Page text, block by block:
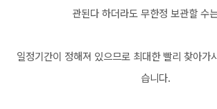
관된다 하더라도 무한정 보관할 수
일정기간이 정해져 있으므로 최대한 빨리 찾아가
습니다.